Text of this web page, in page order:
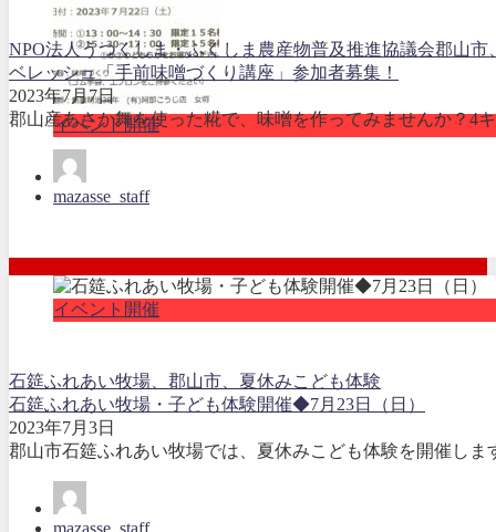
イベント開催
NPO法人うつくしま・ふくしま農産物普及推進協議会郡山市
ベレッシュ「手前味噌づくり講座」参加者募集！
2023年7月7日
郡山産あさか舞を使った糀で、味噌を作ってみませんか？4
mazasse_staff
イベント開催
石筵ふれあい牧場、郡山市、夏休みこども体験
石筵ふれあい牧場・子ども体験開催◆7月23日（日）
2023年7月3日
郡山市石筵ふれあい牧場では、夏休みこども体験を開催し
mazasse_staff